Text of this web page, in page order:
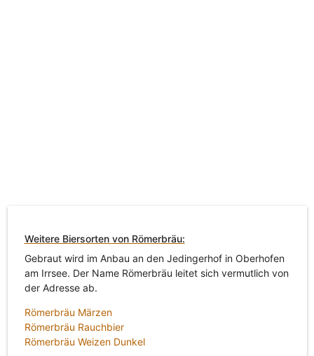
Weitere Biersorten von Römerbräu:
Gebraut wird im Anbau an den Jedingerhof in Oberhofen
am Irrsee. Der Name Römerbräu leitet sich vermutlich von
der Adresse ab.
Römerbräu Märzen
Römerbräu Rauchbier
Römerbräu Weizen Dunkel